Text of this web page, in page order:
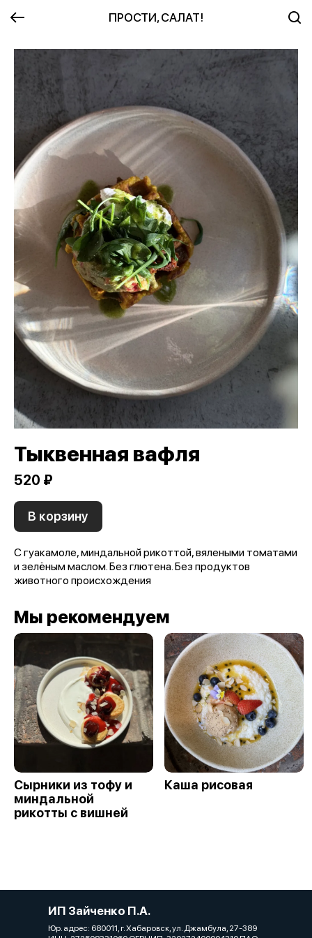
ПРОСТИ, САЛАТ!
Тыквенная вафля
520 ₽
В корзину
С гуакамоле, миндальной рикоттой, вялеными томатами
и зелёным маслом. Без глютена. Без продуктов
животного происхождения
Мы рекомендуем
Сырники из тофу и
миндальной
рикотты с вишней
Каша рисовая
ИП Зайченко П.А.
Юр. адрес: 680011, г. Хабаровск, ул. Джамбула, 27-389